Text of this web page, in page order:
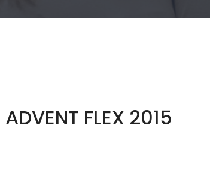
FLEX 2015